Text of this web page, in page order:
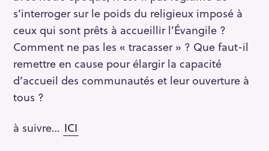
s’interroger sur le poids du religieux imposé à
ceux qui sont prêts à accueillir l’Évangile ?
Comment ne pas les « tracasser » ? Que faut-il
remettre en cause pour élargir la capacité
d’accueil des communautés et leur ouverture à
tous ?
à suivre… ICI